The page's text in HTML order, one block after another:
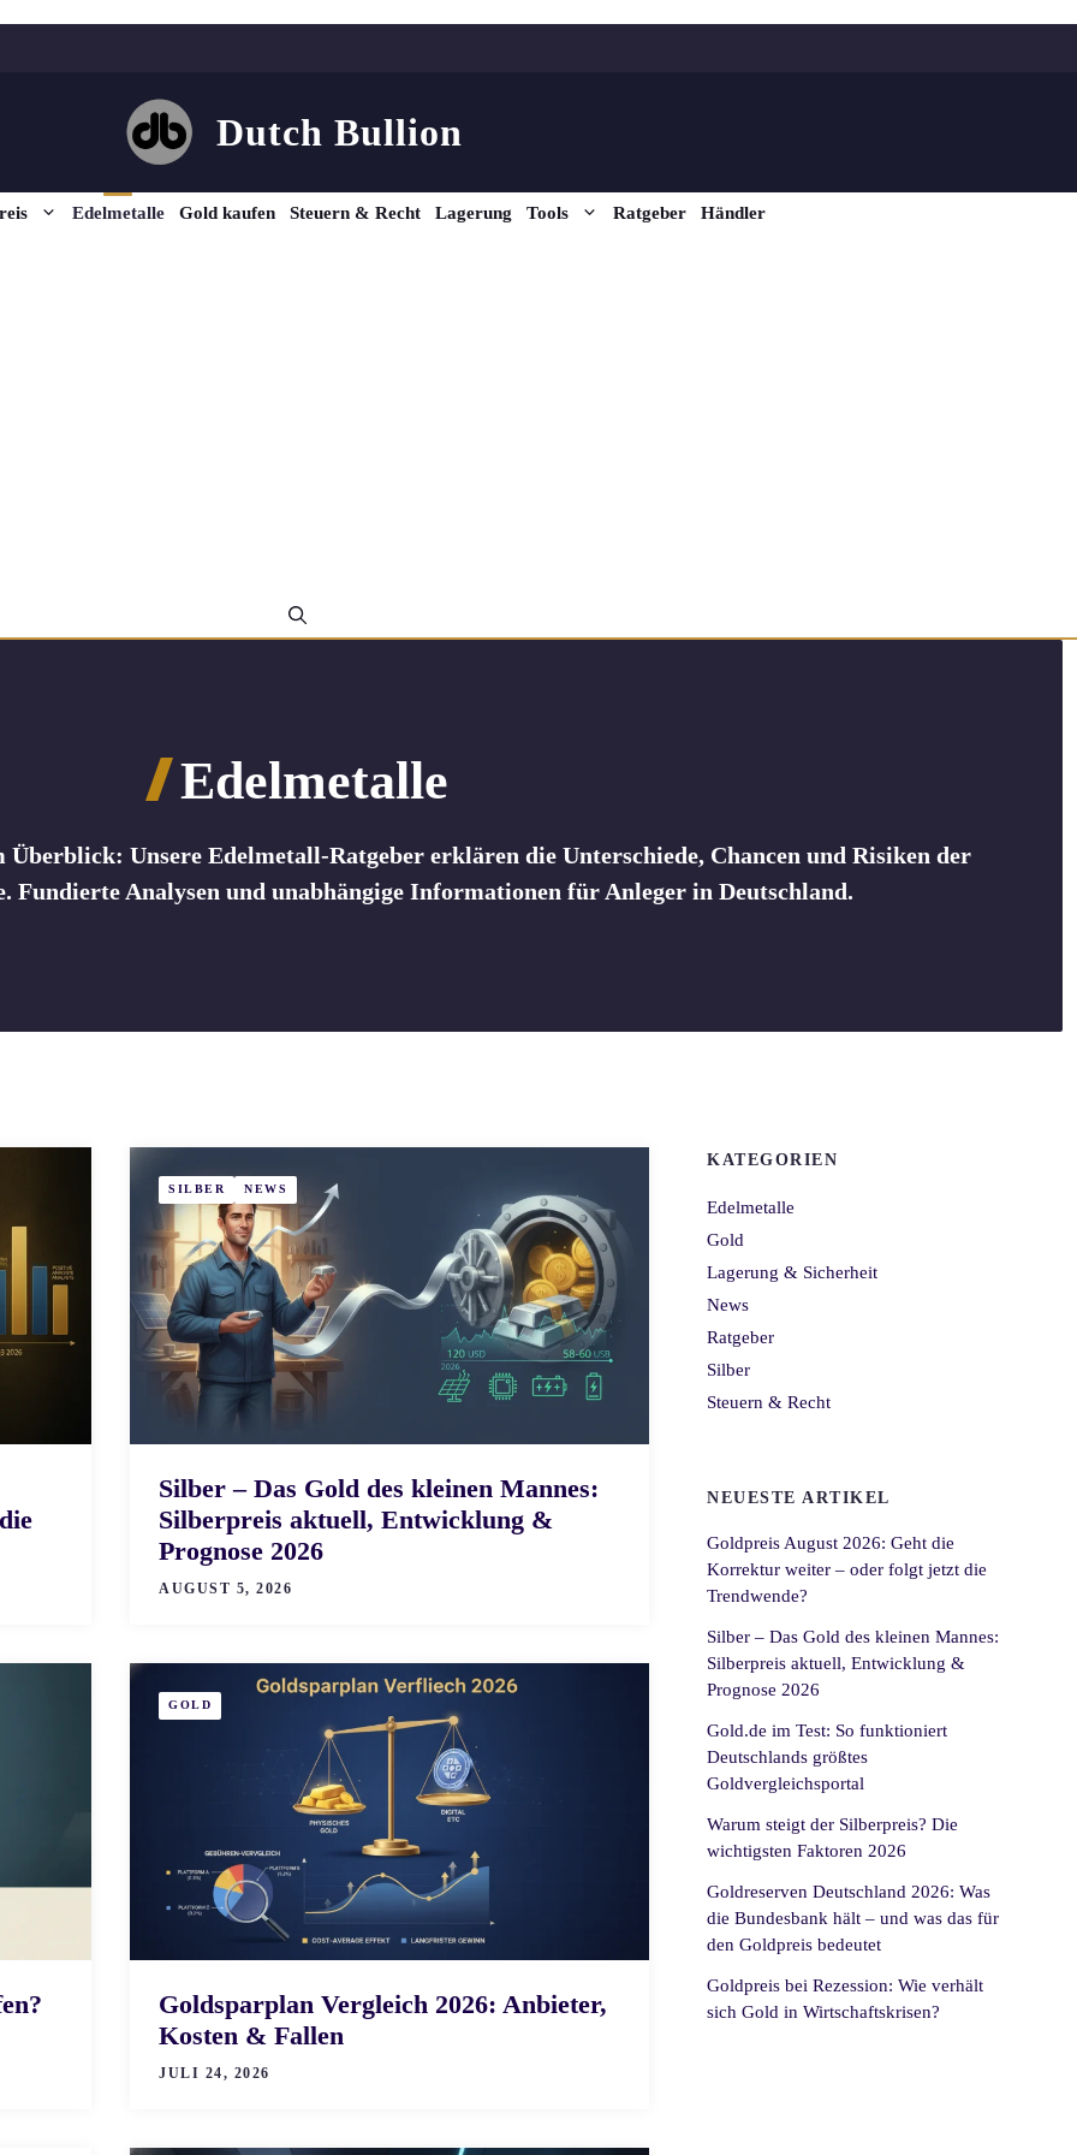
Dutch Bullion
Edelmetalle Gold kaufen Steuern & Recht Lagerung Tools Ratgeber Händler
Edelmetalle
Unsere Edelmetall-Ratgeber erklären die Unterschiede, Chancen und Risiken der
Fundierte Analysen und unabhängige Informationen für Anleger in Deutschland.
SILBER NEWS
Silber – Das Gold des kleinen Mannes:
Silberpreis aktuell, Entwicklung &
Prognose 2026
AUGUST 5, 2026
GOLD
Goldsparplan Vergleich 2026: Anbieter,
Kosten & Fallen
JULI 24, 2026
KATEGORIEN
Edelmetalle
Gold
Lagerung & Sicherheit
News
Ratgeber
Silber
Steuern & Recht
NEUESTE ARTIKEL
Goldpreis August 2026: Geht die
Korrektur weiter – oder folgt jetzt die
Trendwende?
Silber – Das Gold des kleinen Mannes:
Silberpreis aktuell, Entwicklung &
Prognose 2026
Gold.de im Test: So funktioniert
Deutschlands größtes
Goldvergleichsportal
Warum steigt der Silberpreis? Die
wichtigsten Faktoren 2026
Goldreserven Deutschland 2026: Was
die Bundesbank hält – und was das für
den Goldpreis bedeutet
Goldpreis bei Rezession: Wie verhält
sich Gold in Wirtschaftskrisen?